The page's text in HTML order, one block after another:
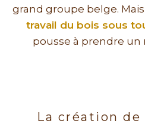
grand groupe belge.
travail du bois sous
pousse à prendre un
La création de